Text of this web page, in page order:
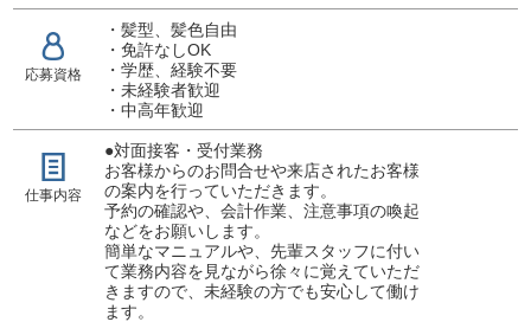
応募資格
・髪型、髪色自由
・免許なしOK
・学歴、経験不要
・未経験者歓迎
・中高年歓迎
仕事内容
●対面接客・受付業務
お客様からのお問合せや来店されたお客様
の案内を行っていただきます。
予約の確認や、会計作業、注意事項の喚起
などをお願いします。
簡単なマニュアルや、先輩スタッフに付い
て業務内容を見ながら徐々に覚えていただ
きますので、未経験の方でも安心して働け
ます。